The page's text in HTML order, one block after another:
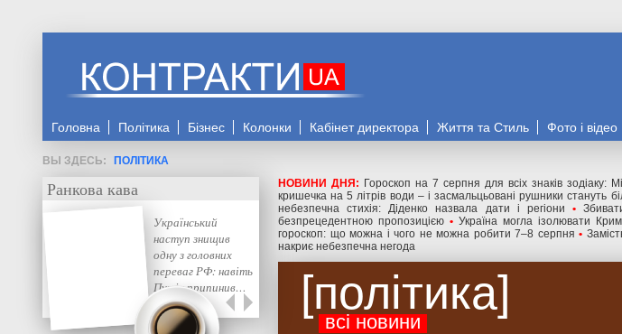
Головна Політика Бізнес Колонки Кабінет директора Життя та Стиль Фото і відео
ПОЛІТИКА
НОВИНИ ДНЯ: Гороскоп на 7 серпня для всіх знаків
кришечка на 5 літрів води – і засмальцьовані рушники стануть
небезпечна стихія: Діденко назвала дати і регіони
•
безпрецедентною пропозицією • Україна могла ізолювати
гороскоп: що можна і чого не можна робити 7–8 серпня •
накриє небезпечна негода
політика
всі новини
Ранкова кава
Український
наступ знищив
одну з головних
переваг РФ: навіть
Путін припинив…